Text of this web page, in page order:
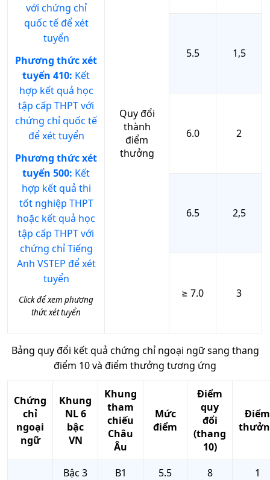
với chứng chỉ
quốc tế để xét
tuyển
Phương thức xét
tuyển 410: Kết
hợp kết quả học
tập cấp THPT với
chứng chỉ quốc tế
để xét tuyển
Phương thức xét
tuyển 500: Kết
hợp kết quả thi
tốt nghiệp THPT
hoặc kết quả học
tập cấp THPT với
chứng chỉ Tiếng
Anh VSTEP để xét
tuyển
Click để xem phương
thức xét tuyển
Quy đổi
thành
điểm
thưởng
5.5 1,5
6.0 2
6.5 2,5
≥ 7.0 3
Bảng quy đổi kết quả chứng chỉ ngoại ngữ sang thang
điểm 10 và điểm thưởng tương ứng
Chứng
chỉ
ngoại
ngữ
Khung
NL 6
bậc
VN
Khung
tham
chiếu
Châu
Âu
Mức
điểm
Điểm
quy
đổi
(thang
10)
Điểm
Bậc 3 B1 5.5 8 1